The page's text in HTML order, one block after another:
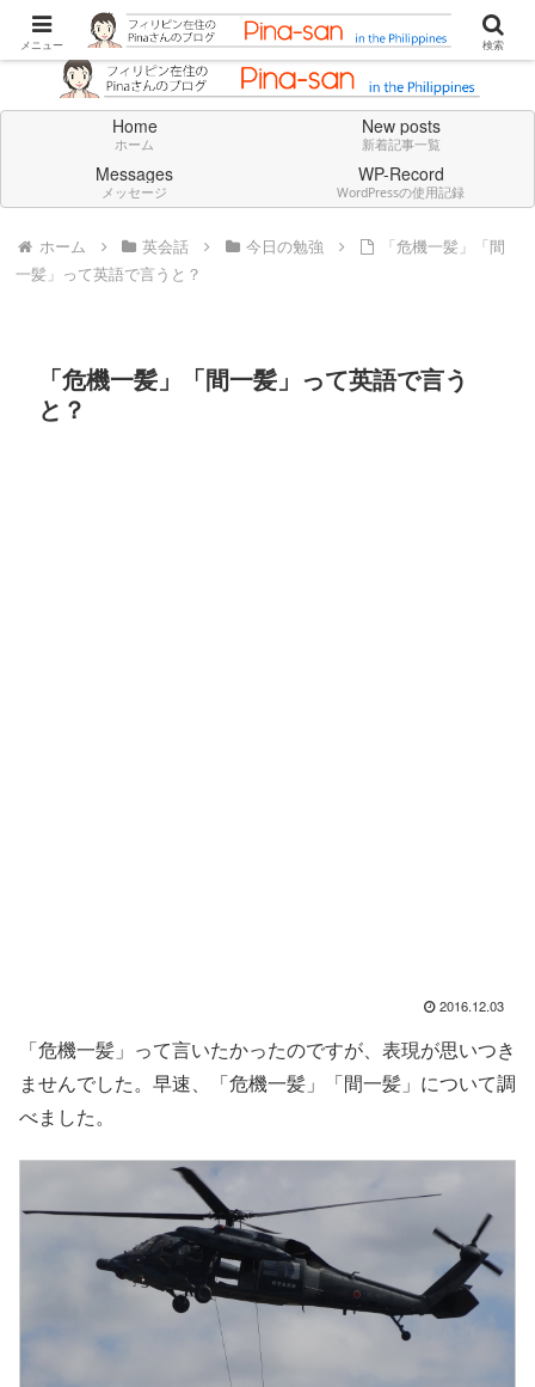
Don't think deeply. Feel always in English.
Home
ホーム
New posts
新着記事一覧
Messages
メッセージ
WP-Record
WordPressの使用記録
ホーム 英会話 今日の勉強
「危機一髪」「間
一髪」って英語で言うと？
「危機一髪」「間一髪」って英語で言う
と？
2016.12.03
「危機一髪」って言いたかったのですが、表現が思いつき
ませんでした。早速、「危機一髪」「間一髪」について調
べました。
メニュー 検索